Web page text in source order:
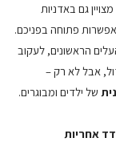
גם באדניות
פתוחה בפניכם.
הראשונים, לעקוב
אבל לא רק –
של ילדים ומבוגרים.
אחריות